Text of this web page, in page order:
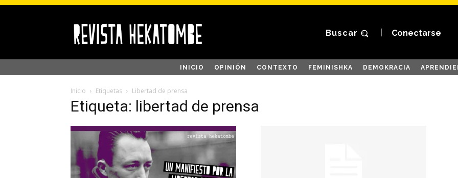
Buscar Conectarse
INICIO OPINIÓN CONTEXTO FEMINISHKA DEMOKRACIA
Inicio Etiquetas Libertad de prensa
Etiqueta: libertad de prensa